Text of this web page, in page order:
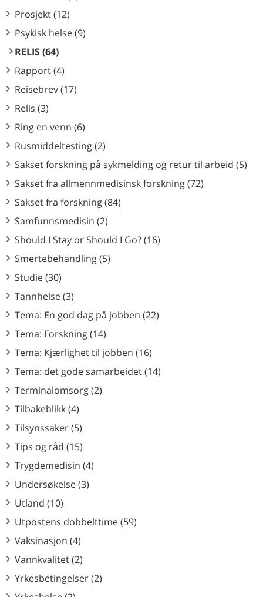
Prosjekt (12)
Psykisk helse (9)
RELIS (64)
Rapport (4)
Reisebrev (17)
Relis (3)
Ring en venn (6)
Rusmiddeltesting (2)
Sakset forskning på sykmelding og retur til arbeid (5)
Sakset fra allmennmedisinsk forskning (72)
Sakset fra forskning (84)
Samfunnsmedisin (2)
Should I Stay or Should I Go? (16)
Smertebehandling (5)
Studie (30)
Tannhelse (3)
Tema: En god dag på jobben (22)
Tema: Forskning (14)
Tema: Kjærlighet til jobben (16)
Tema: det gode samarbeidet (14)
Terminalomsorg (2)
Tilbakeblikk (4)
Tilsynssaker (5)
Tips og råd (15)
Trygdemedisin (4)
Undersøkelse (3)
Utland (10)
Utpostens dobbelttime (59)
Vaksinasjon (4)
Vannkvalitet (2)
Yrkesbetingelser (2)